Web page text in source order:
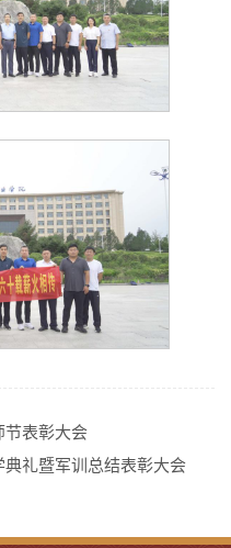
节表彰大会
礼暨军训总结表彰大会